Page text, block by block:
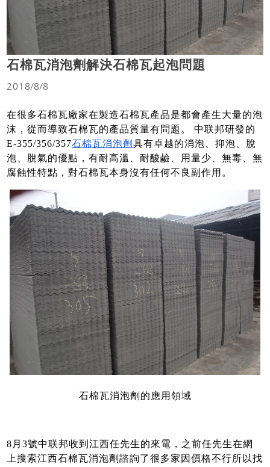
石棉瓦消泡劑解決石棉瓦起泡問題
2018/8/8
在很多石棉瓦廠家在製造石棉瓦產品是都會產生大量的泡
沫，從而導致石棉瓦的產品質量有問題。 中联邦研發的
E-355/356/357石棉瓦消泡劑具有卓越的消泡、抑泡、脫
泡、脫氣的優點，有耐高溫、耐酸鹼、用量少、無毒、無
腐蝕性特點，對石棉瓦本身沒有任何不良副作用。
石棉瓦消泡劑的應用領域
8月3號中联邦收到江西任先生的來電，之前任先生在網
上搜索江西石棉瓦消泡劑諮詢了很多家因價格不行所以找